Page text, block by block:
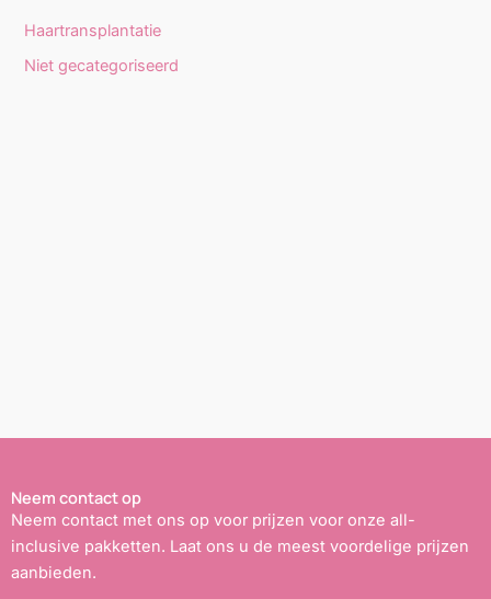
Haartransplantatie
Niet gecategoriseerd
Neem contact op
Neem contact met ons op voor prijzen voor onze all-
inclusive pakketten. Laat ons u de meest voordelige prijzen
aanbieden.